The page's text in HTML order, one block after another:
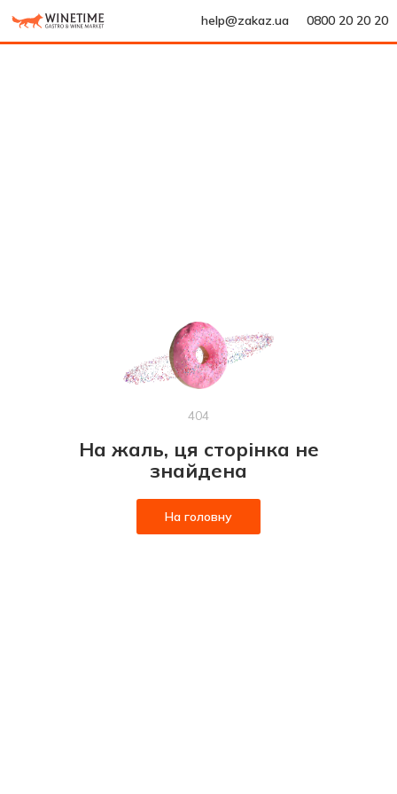
help@zakaz.ua 0800 20 20 20
404
На жаль, ця сторінка не
знайдена
На головну